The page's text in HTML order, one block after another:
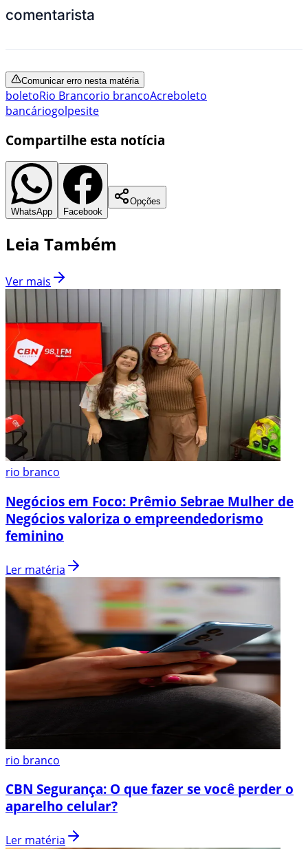
comentarista
Comunicar erro nesta matéria
boletoRio Brancorio brancoAcreboleto
bancáriogolpesite
Compartilhe esta notícia
WhatsApp Facebook
Opções
Leia Também
Ver mais
rio branco
Negócios em Foco: Prêmio Sebrae Mulher de
Negócios valoriza o empreendedorismo
feminino
Ler matéria
rio branco
CBN Segurança: O que fazer se você perder o
aparelho celular?
Ler matéria